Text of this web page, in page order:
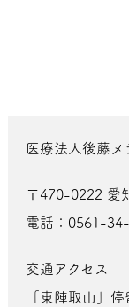
医療法人後藤メ
〒470-0222 愛
電話：0561-
交通アクセス
「東陣取山」